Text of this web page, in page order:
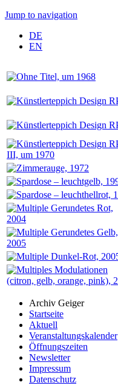
Jump to navigation
DE
EN
Archiv Geiger
Startseite
Aktuell
Veranstaltungskalender
Öffnungszeiten
Newsletter
Impressum
Datenschutz